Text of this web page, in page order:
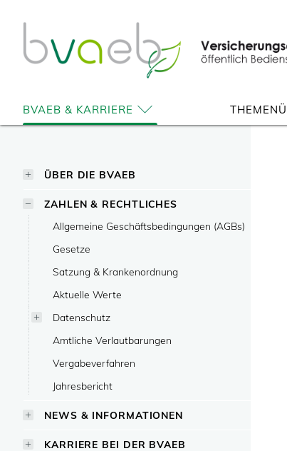
springen
BVAEB & KARRIERE
ÜBER DIE BVAEB
ZAHLEN & RECHTLICHES
Allgemeine Geschäftsbedingungen (AGBs)
Gesetze
Satzung & Krankenordnung
Aktuelle Werte
Datenschutz
Amtliche Verlautbarungen
Vergabeverfahren
Jahresbericht
NEWS & INFORMATIONEN
KARRIERE BEI DER BVAEB